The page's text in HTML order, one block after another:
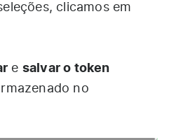
clicamos em
e salvar o token
no